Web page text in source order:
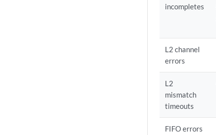
incompletes
L2 channel
errors
L2
mismatch
timeouts
FIFO errors